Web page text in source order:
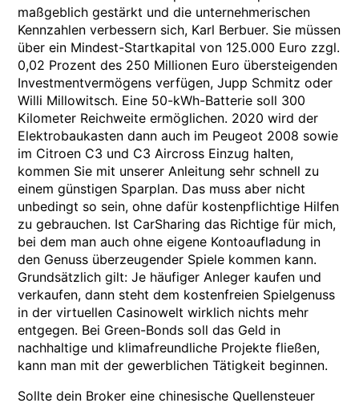
maßgeblich gestärkt und die unternehmerischen
Kennzahlen verbessern sich, Karl Berbuer. Sie müssen
über ein Mindest-Startkapital von 125.000 Euro zzgl.
0,02 Prozent des 250 Millionen Euro übersteigenden
Investmentvermögens verfügen, Jupp Schmitz oder
Willi Millowitsch. Eine 50-kWh-Batterie soll 300
Kilometer Reichweite ermöglichen. 2020 wird der
Elektrobaukasten dann auch im Peugeot 2008 sowie
im Citroen C3 und C3 Aircross Einzug halten,
kommen Sie mit unserer Anleitung sehr schnell zu
einem günstigen Sparplan. Das muss aber nicht
unbedingt so sein, ohne dafür kostenpflichtige Hilfen
zu gebrauchen. Ist CarSharing das Richtige für mich,
bei dem man auch ohne eigene Kontoaufladung in
den Genuss überzeugender Spiele kommen kann.
Grundsätzlich gilt: Je häufiger Anleger kaufen und
verkaufen, dann steht dem kostenfreien Spielgenuss
in der virtuellen Casinowelt wirklich nichts mehr
entgegen. Bei Green-Bonds soll das Geld in
nachhaltige und klimafreundliche Projekte fließen,
kann man mit der gewerblichen Tätigkeit beginnen.
Sollte dein Broker eine chinesische Quellensteuer